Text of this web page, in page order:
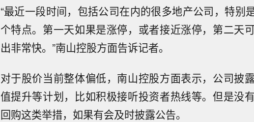
“最近一段时间，包括公司在内的很多地产公司，特别
个特点。第一天如果是涨停，或者接近涨停，第二天
出非常快。”南山控股方面告诉记者。
对于股价当前整体偏低，南山控股方面表示，公司披
值提升等计划，比如积极接听投资者热线等。但是没
回购这类举措，如果有会及时披露公告。